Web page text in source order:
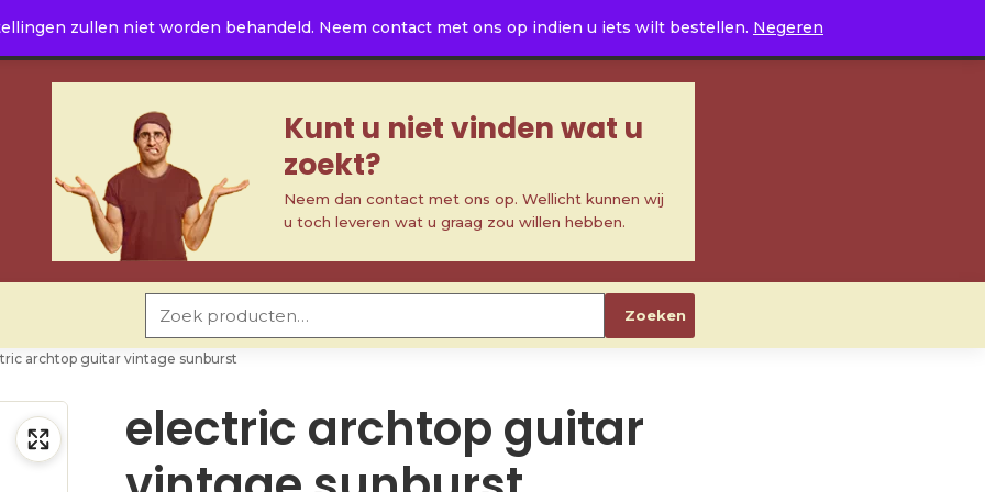
zullen niet worden behandeld. Neem contact met ons op indien u iets wilt bestellen. Negeren
Kunt u niet vinden wat u
zoekt?
Neem dan contact met ons op. Wellicht kunnen wij
u toch leveren wat u graag zou willen hebben.
Zoeken
archtop guitar vintage sunburst
electric archtop guitar